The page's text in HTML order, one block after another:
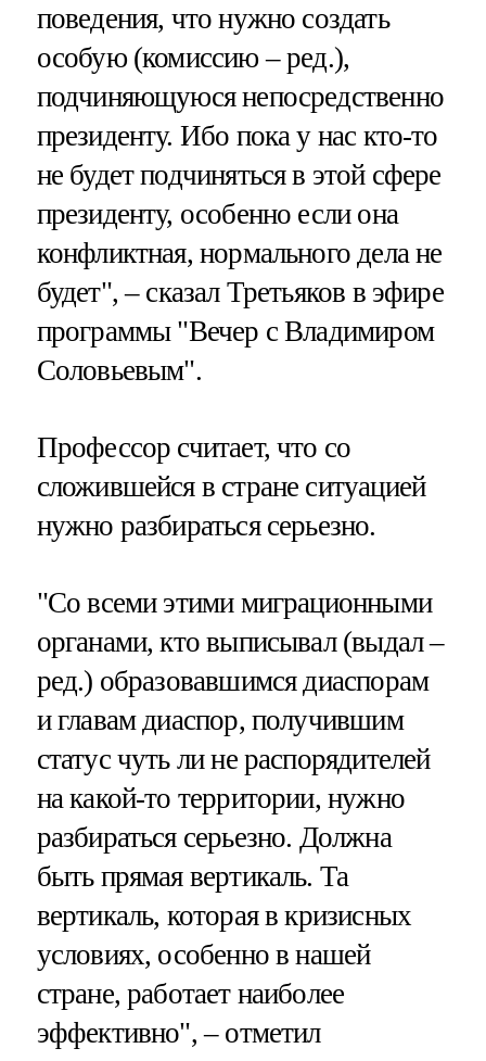
поведения, что нужно создать
особую (комиссию – ред.),
подчиняющуюся непосредственно
президенту. Ибо пока у нас кто-то
не будет подчиняться в этой сфере
президенту, особенно если она
конфликтная, нормального дела не
будет", – сказал Третьяков в эфире
программы "Вечер с Владимиром
Соловьевым".
Профессор считает, что со
сложившейся в стране ситуацией
нужно разбираться серьезно.
"Со всеми этими миграционными
органами, кто выписывал (выдал –
ред.) образовавшимся диаспорам
и главам диаспор, получившим
статус чуть ли не распорядителей
на какой-то территории, нужно
разбираться серьезно. Должна
быть прямая вертикаль. Та
вертикаль, которая в кризисных
условиях, особенно в нашей
стране, работает наиболее
эффективно", – отметил